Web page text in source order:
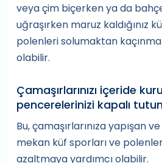
veya çim biçerken ya da
uğraşırken maruz kaldığınız
polenleri solumaktan
olabilir.
Çamaşırlarınızı içeride
pencerelerinizi kapalı
Bu, çamaşırlarınıza yapışan
mekan küf sporları ve
azaltmaya yardımcı olabilir.